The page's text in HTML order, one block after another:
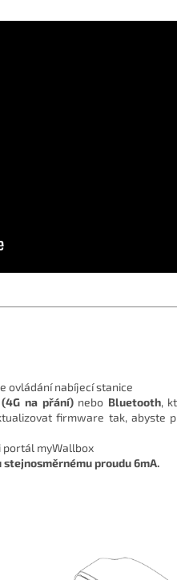
ovládání nabíjecí stanice
4G na přání)nebo Bluetooth,
firmware tak, abyste
portál myWallbox
proudu 6mA.